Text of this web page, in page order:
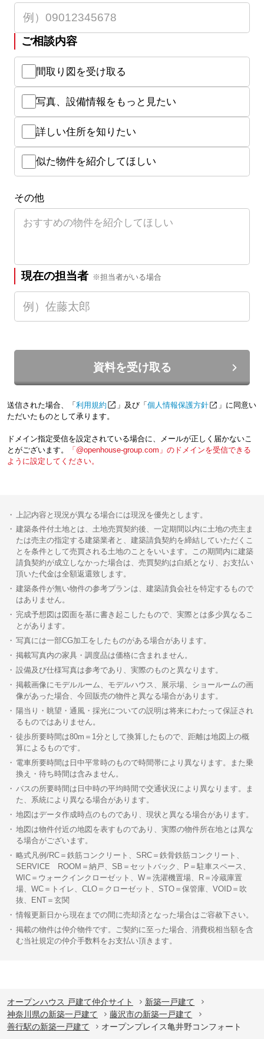
ご相談内容
間取り図を受け取る
写真、設備情報をもっと見たい
詳しい住所を知りたい
似た物件を紹介してほしい
その他
現在の担当者 ※担当者がいる場合
資料を受け取る
送信された場合、「 利用規約 」及び「 個人情報保護方針
」に同意い
ただいたものとして承ります。
ドメイン指定受信を設定されている場合に、メールが正しく届かないこ
とがございます。
「@openhouse-group.com」のドメインを受信できる
ように設定してください。
上記内容と現況が異なる場合には現況を優先とします。
建築条件付土地とは、土地売買契約後、一定期間以内に土地の売主ま
たは売主の指定する建築業者と、建築請負契約を締結していただくこ
とを条件として売買される土地のことをいいます。この期間内に建築
請負契約が成立しなかった場合は、売買契約は白紙となり、お支払い
頂いた代金は全額返還致します。
建築条件が無い物件の参考プランは、建築請負会社を特定するもので
はありません。
完成予想図は図面を基に書き起こしたもので、実際とは多少異なるこ
とがあります。
写真には一部CG加工をしたものがある場合があります。
掲載写真内の家具・調度品は価格に含まれません。
設備及び仕様写真は参考であり、実際のものと異なります。
掲載画像にモデルルーム、モデルハウス、展示場、ショールームの画
像があった場合、今回販売の物件と異なる場合があります。
陽当り・眺望・通風・採光についての説明は将来にわたって保証され
るものではありません。
徒歩所要時間は80m＝1分として換算したもので、距離は地図上の概
算によるものです。
電車所要時間は日中平常時のもので時間帯により異なります。また乗
換え・待ち時間は含みません。
バスの所要時間は日中時の平均時間で交通状況により異なります。ま
た、系統により異なる場合があります。
地図はデータ作成時点のものであり、現状と異なる場合があります。
地図は物件付近の地図を表すものであり、実際の物件所在地とは異な
る場合がございます。
略式凡例/RC＝鉄筋コンクリート、SRC＝鉄骨鉄筋コンクリート、
SERVICE ROOM＝納戸、SB＝セットバック、P＝駐車スペース、
WIC＝ウォークインクローゼット、W＝洗濯機置場、R＝冷蔵庫置
場、WC＝トイレ、CLO＝クローゼット、STO＝保管庫、VOID＝吹
抜、ENT＝玄関
情報更新日から現在までの間に売却済となった場合はご容赦下さい。
掲載の物件は仲介物件です。ご契約に至った場合、消費税相当額を含
む当社規定の仲介手数料をお支払い頂きます。
オープンハウス 戸建て仲介サイト
新築一戸建て
神奈川県の新築一戸建て
藤沢市の新築一戸建て
善行駅の新築一戸建て
オープンプレイス亀井野コンフォート